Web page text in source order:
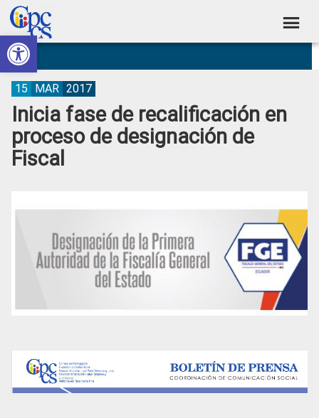
Abrir barra de herramientas
Skip
to
primary
navigation
Skip
to
main
content
Skip
to
primary
sidebar
Skip
to
footer
Consejo
de
Participación
Ciudadana
Control
Construyendo
Poder
Ciudadano
Inicia fase de recalificación en
proceso de designación de
Fiscal
15 MAR 2017